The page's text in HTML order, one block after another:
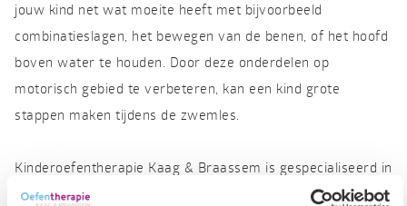
jouw kind net wat moeite heeft met bijvoorbeeld
combinatieslagen, het bewegen van de benen, of het hoofd
boven water te houden. Door deze onderdelen op
motorisch gebied te verbeteren, kan een kind grote
stappen maken tijdens de zwemles.
Kinderoefentherapie Kaag & Braassem is gespecialiseerd in
de motorische ontwikkeling van kinderen, waaronder